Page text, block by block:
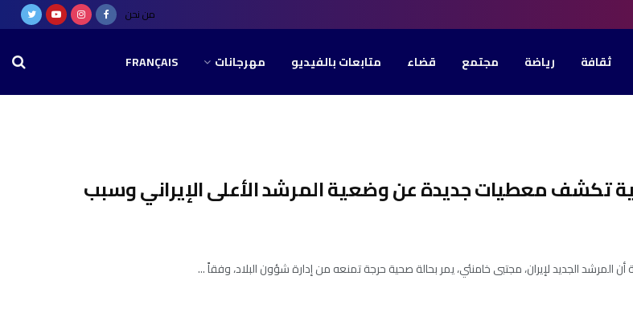
من نحن
ثقافة رياضة مجتمع قضاء متابعات بالفيديو مهرجانات FRANÇAIS
تكشف معطيات جديدة عن وضعية المرشد الأعلى الإيراني وسبب
المرشد الجديد لإيران، مجتبى خامنئي، يمر بحالة صحية حرجة تمنعه من إدارة شؤون البلاد، وفقاً ...